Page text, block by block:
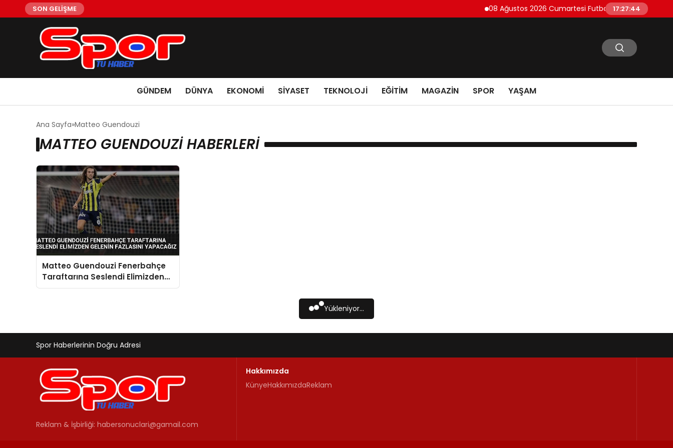
SON GELİŞME 08 Ağustos 2026 Cumartesi Futbol Maç Programı ve
17:27:44
GÜNDEM DÜNYA EKONOMI SIYASET TEKNOLOJI EĞITIM MAGAZIN SPOR YAŞAM
Ana Sayfa Matteo Guendouzi
MATTEO GUENDOUZI HABERLERI
Matteo Guendouzi Fenerbahçe
Taraftarına Seslendi Elimizden
Gelenin Fazlasını Yapacağız
Yükleniyor...
Spor Haberlerinin Doğru Adresi
Reklam & İşbirliği: habersonuclari@gamail.com
Hakkımızda
KünyeHakkımızdaReklam